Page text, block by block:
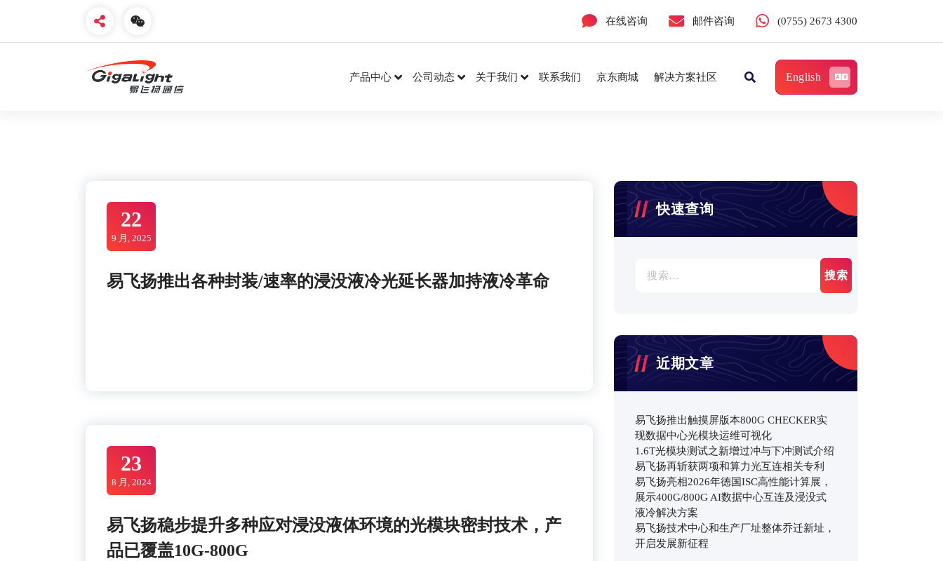
在线咨询 邮件咨询 (0755) 2673 4300
产品中心 公司动态 关于我们 联系我们 京东商城 解决方案社区 English
22
9 月, 2025
易飞扬推出各种封装/速率的浸没液冷光延长器加持液冷革命
23
8 月, 2024
易飞扬稳步提升多种应对浸没液体环境的光模块密封技术，产
品已覆盖10G-800G
快速查询
索：
近期文章
易飞扬推出触摸屏版本800G CHECKER实
现数据中心光模块运维可视化
1.6T光模块测试之新增过冲与下冲测试介绍
易飞扬再斩获两项和算力光互连相关专利
易飞扬亮相2026年德国ISC高性能计算展，
展示400G/800G AI数据中心互连及浸没式
液冷解决方案
易飞扬技术中心和生产厂址整体乔迁新址，
开启发展新征程